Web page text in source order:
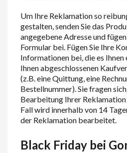
Um Ihre Reklamation so
gestalten, senden Sie das
angegebene Adresse und
Formular bei. Fügen Sie Ihre
Informationen bei, die es Ihnen
Ihnen abgeschlossenen
(z.B. eine Quittung, eine
Bestellnummer). Sie fragen
Bearbeitung Ihrer
Fall wird innerhalb von 14
der Reklamation bearbeitet.
Black Friday bei